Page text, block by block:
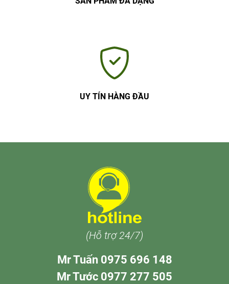
UY TÍN HÀNG ĐẦU
(Hỗ trợ 24/7)
Mr Tuấn 0975 696 148
Mr Tước 0977 277 505